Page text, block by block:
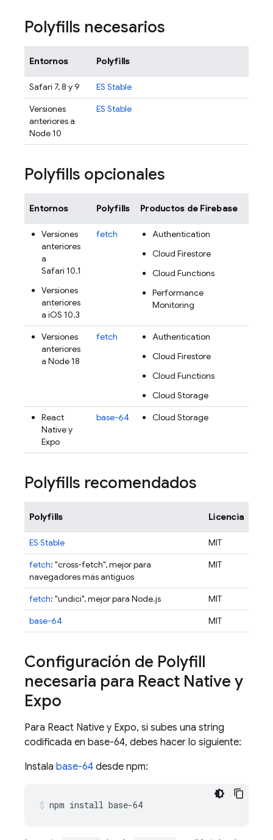
Polyfills necesarios
Entornos Polyfills
Safari 7, 8 y 9
ES Stable
Versiones
anteriores a
Node 10
ES Stable
Polyfills opcionales
Entornos Polyfills Productos de Firebase
Versiones
anteriores
a
Safari 10.1
Versiones
anteriores
a iOS 10.3
fetch
Authentication
Cloud Firestore
Cloud Functions
Performance
Monitoring
Versiones
anteriores
a Node 18
fetch
Authentication
Cloud Firestore
Cloud Functions
Cloud Storage
React
Native y
Expo
base-64 Cloud Storage
Polyfills recomendados
Polyfills Licencia
ES Stable
MIT
fetch: "cross-fetch", mejor para
navegadores más antiguos
MIT
fetch: "undici", mejor para Node.js
MIT
base-64
MIT
Configuración de Polyfill
necesaria para React Native y
Expo
Para React Native y Expo, si subes una string
codificada en base-64, debes hacer lo siguiente:
Instala base-64 desde npm:
npm install base-64